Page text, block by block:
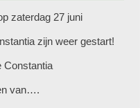
zaterdag 27 juni
zijn weer gestart!
Constantia
van….